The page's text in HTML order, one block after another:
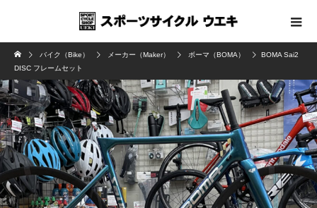
バイク（Bike） メーカー（Maker） ボーマ（BOMA）
BOMA Sai2
DISC フレームセット